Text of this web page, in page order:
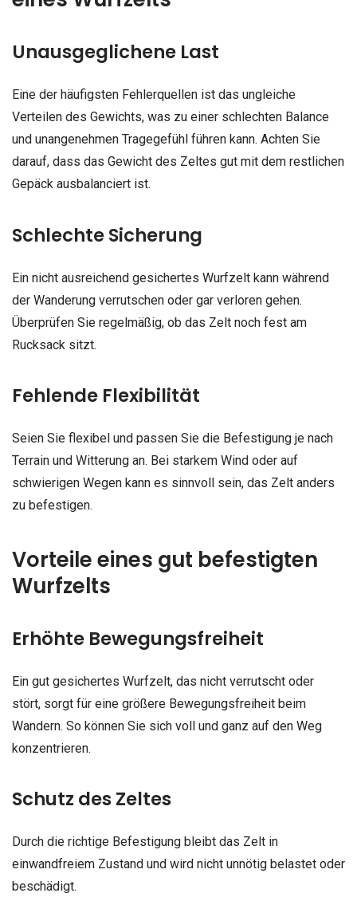
Unausgeglichene Last
Eine der häufigsten Fehlerquellen ist das ungleiche
Verteilen des Gewichts, was zu einer schlechten Balance
und unangenehmen Tragegefühl führen kann. Achten Sie
darauf, dass das Gewicht des Zeltes gut mit dem restlichen
Gepäck ausbalanciert ist.
Schlechte Sicherung
Ein nicht ausreichend gesichertes Wurfzelt kann während
der Wanderung verrutschen oder gar verloren gehen.
Überprüfen Sie regelmäßig, ob das Zelt noch fest am
Rucksack sitzt.
Fehlende Flexibilität
Seien Sie flexibel und passen Sie die Befestigung je nach
Terrain und Witterung an. Bei starkem Wind oder auf
schwierigen Wegen kann es sinnvoll sein, das Zelt anders
zu befestigen.
Vorteile eines gut befestigten
Wurfzelts
Erhöhte Bewegungsfreiheit
Ein gut gesichertes Wurfzelt, das nicht verrutscht oder
stört, sorgt für eine größere Bewegungsfreiheit beim
Wandern. So können Sie sich voll und ganz auf den Weg
konzentrieren.
Schutz des Zeltes
Durch die richtige Befestigung bleibt das Zelt in
einwandfreiem Zustand und wird nicht unnötig belastet oder
beschädigt.